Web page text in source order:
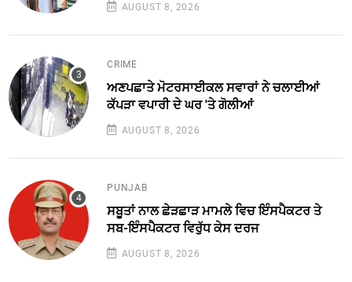
AUGUST 8, 2026
CRIME
ਅਣਪਛਾਤੇ ਮੋਟਰਸਾਈਕਲ ਸਵਾਰਾਂ ਨੇ ਚਲਾਈਆਂ
ਕੱਪੜਾ ਵਪਾਰੀ ਦੇ ਘਰ 'ਤੇ ਗੋਲੀਆਂ
AUGUST 8, 2026
PUNJAB
ਸਬੂਤਾਂ ਨਾਲ ਛੇੜਛਾੜ ਮਾਮਲੇ ਵਿਚ ਇੰਸਪੈਕਟਰ ਤੇ
ਸਬ-ਇੰਸਪੈਕਟਰ ਵਿਰੁੱਧ ਕੇਸ ਦਰਜ
AUGUST 8, 2026